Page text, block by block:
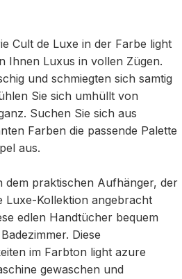
Cult de Luxe in der Farbe light
Ihnen Luxus in vollen Zügen.
und schmiegten sich samtig
Sie sich umhüllt von
Suchen Sie sich aus
Farben die passende Palette
aus.
dem praktischen Aufhänger, der
Luxe-Kollektion angebracht
edlen Handtücher bequem
Diese
im Farbton light azure
gewaschen und